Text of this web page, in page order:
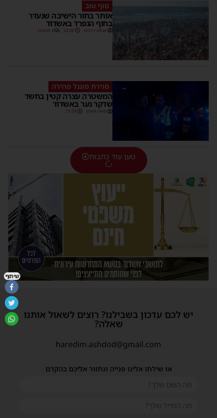
סוף טוב
אותר בחור הישיבה שנעדר
בחוף הנפרד באשדוד
מנחם דויטש 22:08 3 תגובות
סגירת מעגל מהירה
המשטרה עצרה קטין בחשד
שדקר נער באשדוד
משה קאהן 21:59
טען עוד כתבות
יש לכם עדכון בשבילנו? רוצים לשאול אותנו
שאלה?
haredim.ashdod@gmail.com
או שילחו אלינו פנייה ונחזור אליכם בהקדם
שיתוף